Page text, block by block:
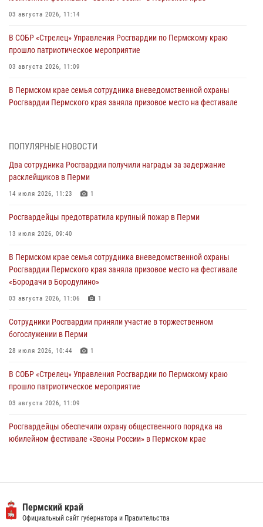
03 августа 2026, 11:14
В СОБР «Стрелец» Управления Росгвардии по Пермскому краю
прошло патриотическое мероприятие
03 августа 2026, 11:09
В Пермском крае семья сотрудника вневедомственной охраны
Росгвардии Пермского края заняла призовое место на фестивале
юных спортсменов
03 августа 2026, 10:59
30 июля 2026, 05:19
богослужении в Перми
28 июля 2026, 10:44
Росгвардейцы оказали силовую поддержку при задержании
28 июля 2026, 06:15
ПОПУЛЯРНЫЕ НОВОСТИ
Два сотрудника Росгвардии получили награды за задержание
расклейщиков в Перми
14 июля 2026, 11:23 1
Росгвардейцы предотвратила крупный пожар в Перми
13 июля 2026, 09:40
В Пермском крае семья сотрудника вневедомственной охраны
Росгвардии Пермского края заняла призовое место на фестивале
«Бородачи в Бородулино»
03 августа 2026, 11:06 1
Сотрудники Росгвардии приняли участие в торжественном
богослужении в Перми
28 июля 2026, 10:44 1
В СОБР «Стрелец» Управления Росгвардии по Пермскому краю
прошло патриотическое мероприятие
03 августа 2026, 11:09
Росгвардейцы обеспечили охрану общественного порядка на
юбилейном фестивале «Звоны России» в Пермском крае
ветеринарно-санитарной службы с годовщиной образования
13 июля 2026, 10:43
Пермский край
Официальный сайт губернатора и Правительства